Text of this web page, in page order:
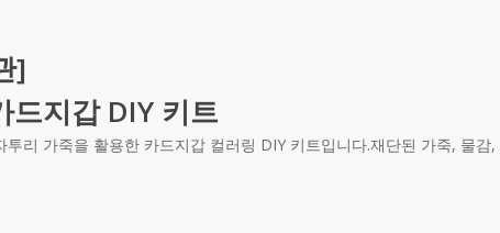
]
드지갑 DIY 키트
리 가죽을 활용한 카드지갑 컬러링 DIY 키트입니다.재단된 가죽, 물감